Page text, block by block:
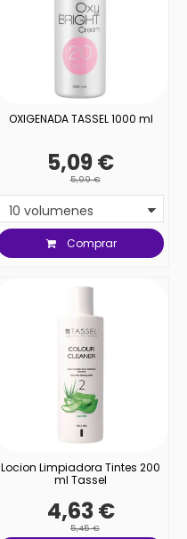
OXIGENADA TASSEL 1000 ml
5,09 €
5,99 €
Comprar
Locion Limpiadora Tintes 200
ml Tassel
4,63 €
5,45 €